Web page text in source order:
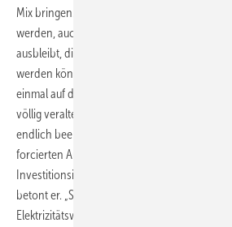
Mix bringen. Dieser könnte mit der kleinen
werden, auch wenn die große
ausbleibt, die einen Meilenstein in die
werden könnte. Doch dazu müssen sich die
einmal auf die minimal notwendigen
völlig veralteten Ökostromgesetzgebung
endlich beendet werden, fordert Püspök.
forcierten Ausbaus der erneuerbaren
Investitionsimpulses müssen umgehend in
betont er. „Seit sechs Jahren wurden die
Elektrizitätswirtschaft nicht geändert, obwohl